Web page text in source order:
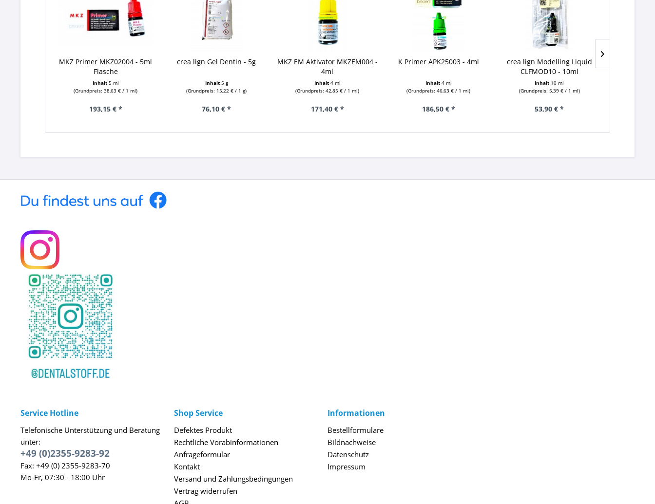
MKZ Primer MKZ02004 - 5ml
Flasche
Inhalt 5 ml
(Grundpreis: 38,63 € / 1 ml)
193,15 € *
crea lign Gel Dentin - 5g
Inhalt 5 g
(Grundpreis: 15,22 € / 1 g)
76,10 € *
MKZ EM Aktivator MKZEM004 -
4ml
Inhalt 4 ml
(Grundpreis: 42,85 € / 1 ml)
171,40 € *
K Primer APK25003 - 4ml
Inhalt 4 ml
(Grundpreis: 46,63 € / 1 ml)
186,50 € *
crea lign Modelling Liquid
CLFMOD10 - 10ml
Inhalt 10 ml
(Grundpreis: 5,39 € / 1 ml)
53,90 € *
Service Hotline
Telefonische Unterstützung und Beratung
unter:
+49 (0)2355-9283-92
Fax: +49 (0) 2355-9283-70
Mo-Fr, 07:30 - 18:00 Uhr
Shop Service
Defektes Produkt
Rechtliche Vorabinformationen
Anfrageformular
Kontakt
Versand und Zahlungsbedingungen
Vertrag widerrufen
Informationen
Bestellformulare
Bildnachweise
Datenschutz
Impressum